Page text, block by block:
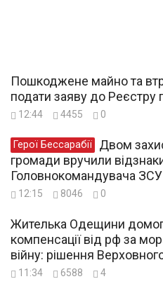
Пошкоджене майно та
подати заяву до Реєстру
12:44 4455 0
Герої Бессарабії
громади вручили
Головнокомандувача ЗСУ
12:15 8046 0
Жителька Одещини
компенсації від рф за
війну: рішення
11:34 6588 4